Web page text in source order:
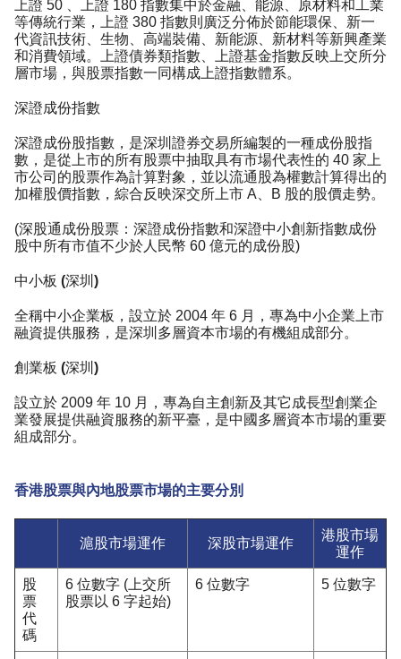
上證 50 、上證 180 指數集中於金融、能源、原材料和工業
等傳統行業，上證 380 指數則廣泛分佈於節能環保、新一
代資訊技術、生物、高端裝備、新能源、新材料等新興產業
和消費領域。上證債券類指數、上證基金指數反映上交所分
層市場，與股票指數一同構成上證指數體系。
深證成份指數
深證成份股指數，是深圳證券交易所編製的一種成份股指
數，是從上市的所有股票中抽取具有市場代表性的 40 家上
市公司的股票作為計算對象，並以流通股為權數計算得出的
加權股價指數，綜合反映深交所上市 A、B 股的股價走勢。
(深股通成份股票：深證成份指數和深證中小創新指數成份
股中所有市值不少於人民幣 60 億元的成份股)
中小板 (深圳)
全稱中小企業板，設立於 2004 年 6 月，專為中小企業上市
融資提供服務，是深圳多層資本市場的有機組成部分。
創業板 (深圳)
設立於 2009 年 10 月，專為自主創新及其它成長型創業企
業發展提供融資服務的新平臺，是中國多層資本市場的重要
組成部分。
香港股票與內地股票市場的主要分別
滬股市場運作 深股市場運作
港股市場
運作
股
票
代
碼
6 位數字 (上交所
股票以 6 字起始)
6 位數字 5 位數字